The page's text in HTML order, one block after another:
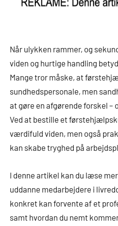
Når ulykken rammer, og
viden og hurtige handling
Mange tror måske, at
sundhedspersonale, men
at gøre en afgørende forskel –
Ved at bestille et
værdifuld viden, men også
kan skabe tryghed på
I denne artikel kan du læse
uddanne medarbejdere i
konkret kan forvente af et
samt hvordan du nemt